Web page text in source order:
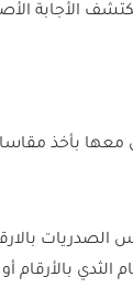
الأجابة
معها بأخذ
بالأرقام